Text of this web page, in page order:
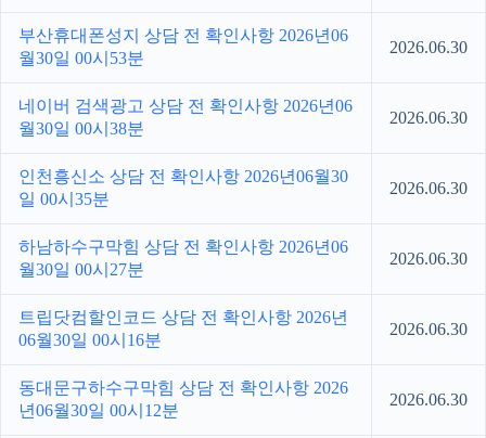
부산휴대폰성지 상담 전 확인사항 2026년06
월30일 00시53분
2026.06.30
네이버 검색광고 상담 전 확인사항 2026년06
월30일 00시38분
2026.06.30
인천흥신소 상담 전 확인사항 2026년06월30
일 00시35분
2026.06.30
하남하수구막힘 상담 전 확인사항 2026년06
월30일 00시27분
2026.06.30
트립닷컴할인코드 상담 전 확인사항 2026년
06월30일 00시16분
2026.06.30
동대문구하수구막힘 상담 전 확인사항 2026
년06월30일 00시12분
2026.06.30